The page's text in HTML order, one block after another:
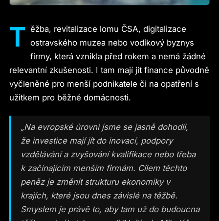
T ěžba, revitalizace lomu ČSA, digitalizace
ostravského muzea nebo vodíkový byznys
firmy, která vznikla před rokem a nemá žádné
relevantní zkušenosti. I tam mají jít finance původně
vyčleněné pro menší podnikatele či na opatření s
užitkem pro běžné domácnosti.
„Na evropské úrovni jsme se jasně dohodli,
že investice mají jít do inovací, podpory
vzdělávání a zvyšování kvalifikace nebo třeba
k začínajícím menším firmám. Cílem těchto
peněz je změnit strukturu ekonomiky v
krajích, které jsou dnes závislé na těžbě.
Smyslem je právě to, aby tam už do budoucna